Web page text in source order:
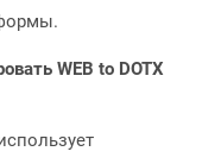
WEB to DOTX